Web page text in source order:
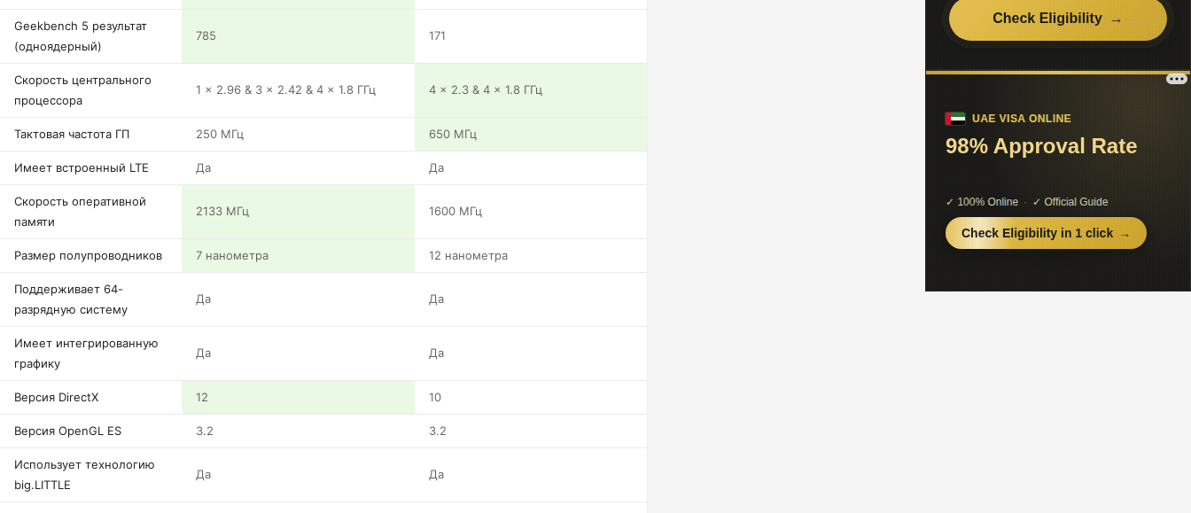
Geekbench 5 результат
(одноядерный)
785 171
Скорость центрального
процессора
1 x 2.96 & 3 x 2.42 & 4 x 1.8 ГГц 4 x 2.3 & 4 x 1.8 ГГц
Тактовая частота ГП 250 МГц 650 МГц
Имеет встроенный LTE Да Да
Скорость оперативной
памяти
2133 МГц 1600 МГц
Размер полупроводников 7 нанометра 12 нанометра
Поддерживает 64-
разрядную систему
Да Да
Имеет интегрированную
графику
Да Да
Версия DirectX 12 10
Версия OpenGL ES 3.2 3.2
Использует технологию
big.LITTLE
Да Да